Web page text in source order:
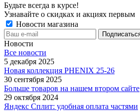
Будьте всегда в курсе!
Узнавайте о скидках и акциях первым
Новости магазина
Новости
Все новости
5 декабря 2025
Новая коллекция PHENIX 25-26
30 сентября 2025
Больше товаров на нашем втором сайте
29 октября 2024
Яндекс Сплит: удобная оплата частями